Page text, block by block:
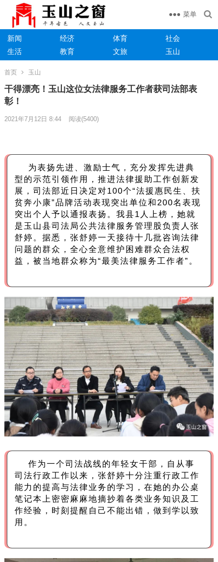
菜单
新闻 经济 体育
社会
生活
教育 文旅 玉山
首页 玉山
干得漂亮！玉山这位女法律服务工作者获司法部表
彰！
2021年7月12日 8:44 阅读(5400)
为表扬先进、激励士气，充分发挥先进典
型的示范引领作用，推进法律援助工作创新发
展，司法部近日决定对100个“法援惠民生、扶
贫奔小康”品牌活动表现突出单位和200名表现
突出个人予以通报表扬。我县1人上榜，她就
是玉山县司法局公共法律服务管理股负责人张
舒婷。据悉，张舒婷一天接待十几批咨询法律
问题的群众，全心全意维护困难群众合法权
益，被当地群众称为“最美法律服务工作者”。
作为一个司法战线的年轻女干部，自从事
司法行政工作以来，张舒婷十分注重行政工作
能力的提高与法律业务的学习，在她的办公桌
笔记本上密密麻麻地摘抄着各类业务知识及工
作经验，时刻提醒自己不能出错，做到学以致
用。